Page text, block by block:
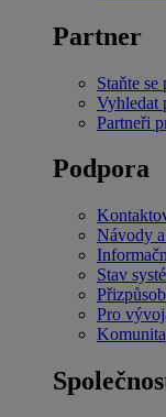
Partner
Staňte se
Vyhledat
Partneři
Podpora
Návody
Stav
Pro
Komunita